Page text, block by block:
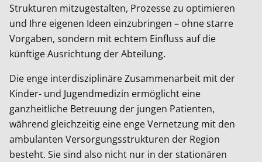
Strukturen mitzugestalten, Prozesse zu optimieren
und Ihre eigenen Ideen einzubringen – ohne starre
Vorgaben, sondern mit echtem Einfluss auf die
künftige Ausrichtung der Abteilung.
Die enge interdisziplinäre Zusammenarbeit mit der
Kinder- und Jugendmedizin ermöglicht eine
ganzheitliche Betreuung der jungen Patienten,
während gleichzeitig eine enge Vernetzung mit den
ambulanten Versorgungsstrukturen der Region
besteht. Sie sind also nicht nur in der stationären